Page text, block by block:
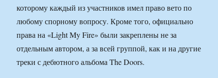
которому каждый из участников имел право вето по
любому спорному вопросу. Кроме того, официально
права на «Light My Fire» были закреплены не за
отдельным автором, а за всей группой, как и на другие
треки с дебютного альбома The Doors.